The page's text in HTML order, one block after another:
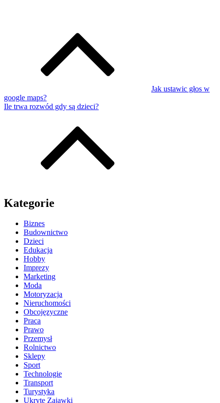
Jak ustawic głos w
google maps?
Ile trwa rozwód gdy są dzieci?
Kategorie
Biznes
Budownictwo
Dzieci
Edukacja
Hobby
Imprezy
Marketing
Moda
Motoryzacja
Nieruchomości
Obcojęzyczne
Praca
Prawo
Przemysł
Rolnictwo
Sklepy
Sport
Technologie
Transport
Turystyka
Ukryte Zajawki